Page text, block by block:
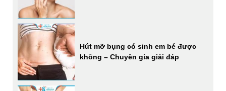
Hút mỡ bụng có sinh em bé được
không – Chuyên gia giải đáp